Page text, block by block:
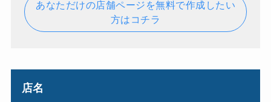
あなただけの店舗ページを無料で作成したい
方はコチラ
店名